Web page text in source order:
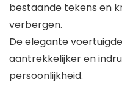
bestaande tekens en
verbergen.
De elegante
aantrekkelijker en
persoonlijkheid.